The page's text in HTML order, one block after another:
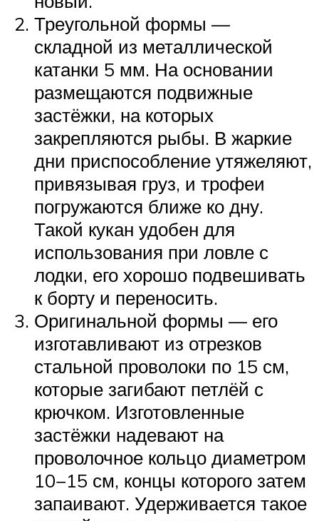
Треугольной формы —
складной из металлической
катанки 5 мм. На основании
размещаются подвижные
застёжки, на которых
закрепляются рыбы. В жаркие
дни приспособление утяжеляют,
привязывая груз, и трофеи
погружаются ближе ко дну.
Такой кукан удобен для
использования при ловле с
лодки, его хорошо подвешивать
к борту и переносить.
Оригинальной формы — его
изготавливают из отрезков
стальной проволоки по 15 см,
которые загибают петлёй с
крючком. Изготовленные
застёжки надевают на
проволочное кольцо диаметром
10−15 см, концы которого затем
запаивают. Удерживается такое